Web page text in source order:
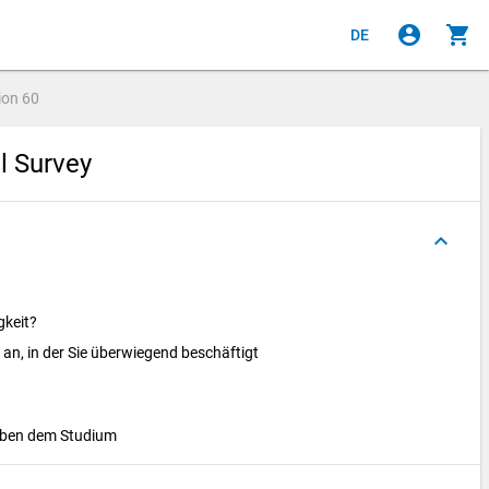
DE account_circle shopping_cart
60
Survey
keyboard_arrow_up
in der Sie überwiegend beschäftigt
dem Studium